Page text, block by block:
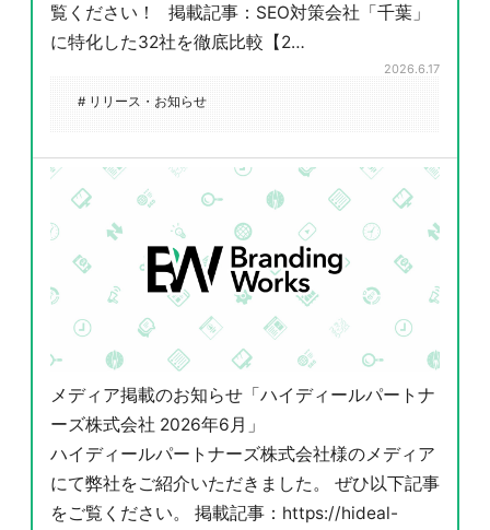
覧ください！ 掲載記事：SEO対策会社「千葉」
に特化した32社を徹底比較【2…
2026.6.17
# リリース・お知らせ
メディア掲載のお知らせ「ハイディールパートナ
ーズ株式会社 2026年6月」
ハイディールパートナーズ株式会社様のメディア
にて弊社をご紹介いただきました。 ぜひ以下記事
をご覧ください。 掲載記事：https://hideal-